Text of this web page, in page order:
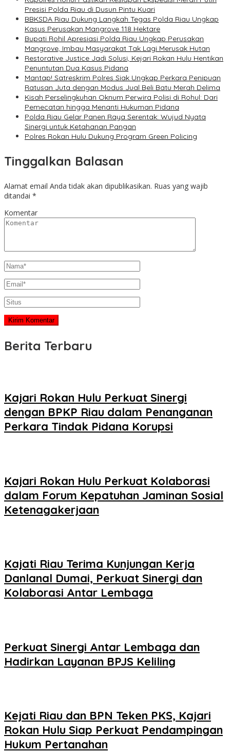
Presisi Polda Riau di Dusun Pintu Kuari
BBKSDA Riau Dukung Langkah Tegas Polda Riau Ungkap
Kasus Perusakan Mangrove 118 Hektare
Bupati Rohil Apresiasi Polda Riau Ungkap Perusakan
Mangrove, Imbau Masyarakat Tak Lagi Merusak Hutan
Restorative Justice Jadi Solusi, Kejari Rokan Hulu Hentikan
Penuntutan Dua Kasus Pidana
Mantap! Satreskrim Polres Siak Ungkap Perkara Penipuan
Ratusan Juta dengan Modus Jual Beli Batu Merah Delima
Kisah Perselingkuhan Oknum Perwira Polisi di Rohul: Dari
Pemecatan hingga Menanti Hukuman Pidana
Polda Riau Gelar Panen Raya Serentak: Wujud Nyata
Sinergi untuk Ketahanan Pangan
Polres Rokan Hulu Dukung Program Green Policing
Tinggalkan Balasan
Alamat email Anda tidak akan dipublikasikan. Ruas yang wajib
ditandai *
Komentar
Berita Terbaru
Kajari Rokan Hulu Perkuat Sinergi
dengan BPKP Riau dalam Penanganan
Perkara Tindak Pidana Korupsi
Kajari Rokan Hulu Perkuat Kolaborasi
dalam Forum Kepatuhan Jaminan Sosial
Ketenagakerjaan
Kajati Riau Terima Kunjungan Kerja
Danlanal Dumai, Perkuat Sinergi dan
Kolaborasi Antar Lembaga
Perkuat Sinergi Antar Lembaga dan
Hadirkan Layanan BPJS Keliling
Kejati Riau dan BPN Teken PKS, Kajari
Rokan Hulu Siap Perkuat Pendampingan
Hukum Pertanahan